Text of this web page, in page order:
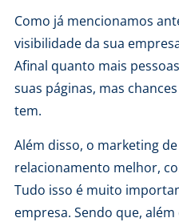
Como já mencionamos
visibilidade da sua
Afinal quanto mais
suas páginas, mas
tem.
Além disso, o marketing
relacionamento melhor,
Tudo isso é muito
empresa. Sendo que,